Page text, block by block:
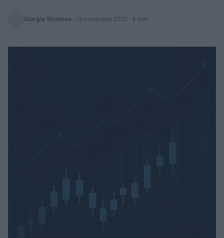
Giorgia Stromeo · 19 novembro 2021 · 4 min